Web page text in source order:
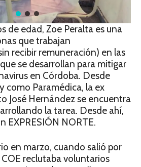
de edad, Zoe Peralta es una
que trabajan
recibir remuneración) en las
se desarrollan para mitigar
en Córdoba. Desde
como Paramédica, la ex
José Hernández se encuentra
la tarea. Desde ahí,
EXPRESIÓN NORTE.
en marzo, cuando salió por
reclutaba voluntarios